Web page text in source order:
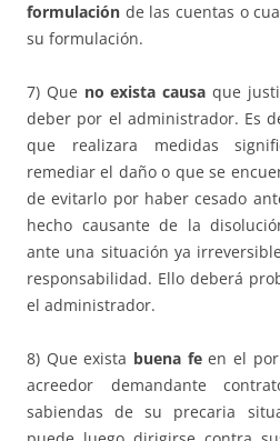
formulación de las cuentas o
su formulación.
7) Que no exista causa que
deber por el administrador. Es
que realizara medidas
remediar el daño o que se
de evitarlo por haber cesado
hecho causante de la
ante una situación ya
responsabilidad. Ello deberá
el administrador.
8) Que exista buena feen el por
acreedor demandante
sabiendas de su precaria